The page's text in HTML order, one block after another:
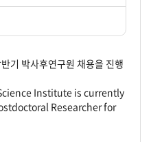
기 박사후연구원 채용을 진행
Institute is currently
Researcher for